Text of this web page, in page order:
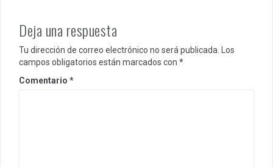
Deja una respuesta
Tu dirección de correo electrónico no será publicada. Los
campos obligatorios están marcados con *
Comentario *